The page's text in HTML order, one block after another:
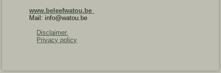
www.beleefwatou.be
Mail: info@watou.be
Disclaimer.
Privacy policy